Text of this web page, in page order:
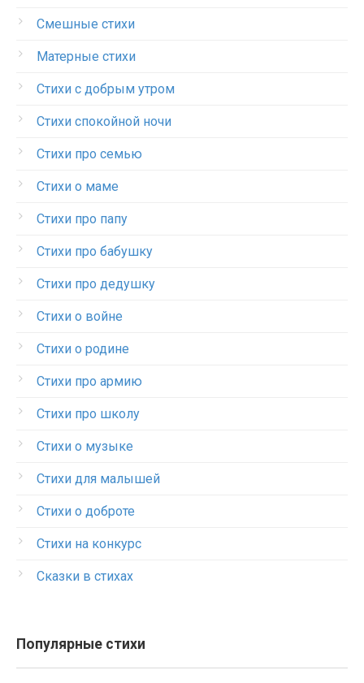
Смешные стихи
Матерные стихи
Стихи с добрым утром
Стихи спокойной ночи
Стихи про семью
Стихи о маме
Стихи про папу
Стихи про бабушку
Стихи про дедушку
Стихи о войне
Стихи о родине
Стихи про армию
Стихи про школу
Стихи о музыке
Стихи для малышей
Стихи о доброте
Стихи на конкурс
Сказки в стихах
Популярные стихи